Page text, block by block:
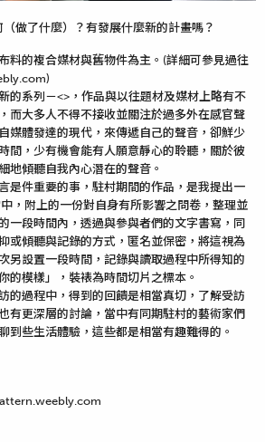
做了什麼）？有發展什麼新的計畫嗎？
料的複合媒材與舊物件為主。(詳細可參見過往
的系列－<>，作品與以往題材及媒材上略有不
而大多人不得不接收並關注於過多外在感官聲
媒體發達的現代，來傳遞自己的聲音，卻鮮少
間，少有機會能有人願意靜心的聆聽，關於彼
地傾聽自我內心潛在的聲音。
是件重要的事，駐村期間的作品，是我提出一
，附上的一份對自身有所影響之問卷，整理並
一段時間內，透過與參與者們的文字書寫，同
或傾聽與記錄的方式，匿名並保密，將這視為
另設置一段時間，記錄與讀取過程中所得知的
的模樣」，裝裱為時間切片之標本。
的過程中，得到的回饋是相當真切，了解受訪
有更深層的討論，當中有同期駐村的藝術家們
到些生活體驗，這些都是相當有趣難得的。